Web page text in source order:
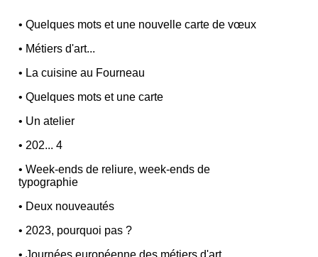
•Quelques mots et une nouvelle carte de vœux
• Métiers d'art...
• La cuisine au Fourneau
•Quelques mots et une carte
• Un atelier
• 202... 4
•Week-ends de reliure, week-ends de
typographie
• Deux nouveautés
• 2023, pourquoi pas ?